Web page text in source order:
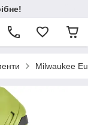
Milwaukee